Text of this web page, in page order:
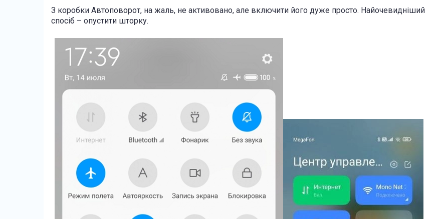
З коробки Автоповорот, на жаль, не активовано, але включити його дуже просто. Найочевидніший
спосіб – опустити шторку.